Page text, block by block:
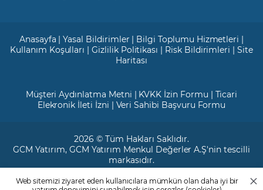
Anasayfa |Yasal Bildirimler | Bilgi Toplumu Hizmetleri |
Kullanım Koşulları |Gizlilik Politikası | Risk Bildirimleri |Site
Haritası
Müşteri Aydınlatma Metni | KVKK İzin Formu | Ticari
Elekronik İleti İzni | Veri Sahibi Başvuru Formu
2026 © Tüm Hakları Saklıdır.
GCM Yatırım, GCM Yatırım Menkul Değerler A.Ş'nin tescilli
markasıdır.
Ticari Sicil No: 799649
Web sitemizi ziyaret eden kullanıcılara mümkün olan daha iyi bir